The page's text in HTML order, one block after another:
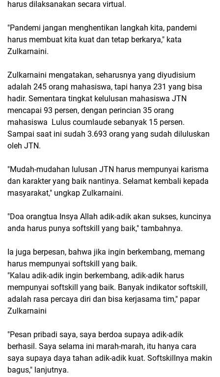
harus dilaksanakan secara virtual.
"Pandemi jangan menghentikan langkah kita, pandemi
harus membuat kita kuat dan tetap berkarya," kata
Zulkarnaini.
Zulkarnaini mengatakan, seharusnya yang diyudisium
adalah 245 orang mahasiswa, tapi hanya 231 yang bisa
hadir. Sementara tingkat kelulusan mahasiswa JTN
mencapai 93 persen, dengan perincian 35 orang
mahasiswa Lulus coumlaude sebanyak 15 persen.
Sampai saat ini sudah 3.693 orang yang sudah diluluskan
oleh JTN.
"Mudah-mudahan lulusan JTN harus mempunyai karisma
dan karakter yang baik nantinya. Selamat kembali kepada
masyarakat," ungkap Zulkarnaini.
"Doa orangtua Insya Allah adik-adik akan sukses, kuncinya
anda harus punya softskill yang baik," tambahnya.
Ia juga berpesan, bahwa jika ingin berkembang, memang
harus mempunyai softskill yang baik.
"Kalau adik-adik ingin berkembang, adik-adik harus
mempunyai softskill yang baik. Banyak indikator softskill,
adalah rasa percaya diri dan bisa kerjasama tim," papar
Zulkarnaini
"Pesan pribadi saya, saya berdoa supaya adik-adik
berhasil. Saya selama ini marah-marah, itu hanya cara
saya supaya daya tahan adik-adik kuat. Softskillnya makin
bagus," lanjutnya.